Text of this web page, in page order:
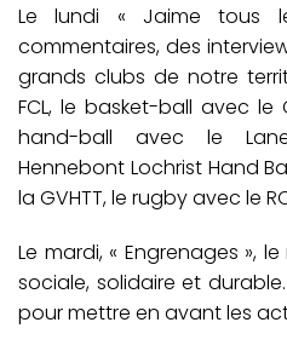
Le lundi « Jaime tous
commentaires, des
grands clubs de notre
FCL, le basket-ball avec le
hand-ball avec le
Hennebont Lochrist Hand
la GVHTT, le rugby avec le
Le mardi, « Engrenages »,
sociale, solidaire et
pour mettre en avant les